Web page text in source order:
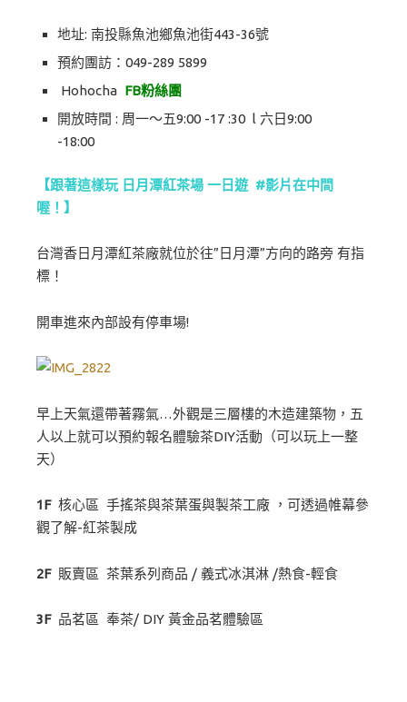
地址: 南投縣魚池鄉魚池街443-36號
預約團訪：049-289 5899
Hohocha FB粉絲團
開放時間 : 周一～五9:00 -17 :30 l 六日9:00
-18:00
【跟著這樣玩 日月潭紅茶場 一日遊 #影片在中間
喔！】
台灣香日月潭紅茶廠就位於往”日月潭”方向的路旁 有指
標！
開車進來內部設有停車場!
早上天氣還帶著霧氣…外觀是三層樓的木造建築物，五
人以上就可以預約報名體驗茶DIY活動（可以玩上一整
天）
1F核心區 手搖茶與茶葉蛋與製茶工廠 ，可透過帷幕參
觀了解-紅茶製成
2F販賣區 茶葉系列商品 / 義式冰淇淋 /熱食-輕食
3F 品茗區 奉茶/ DIY 黃金品茗體驗區